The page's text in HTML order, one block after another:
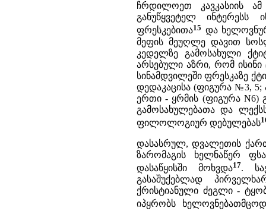
ჩრდილოეთ კავკასიის
განუწყვეტელ
ფრესკებითა15 და
მეფის მეუღლე დავით
კედელზე გამოსახული
არსებული აზრი, რომ ისინი
სინამდვილეში ფრესკაზე
დედაკაცისა (ფიგურა №3,
ერთი - ყრმის (ფიგურა N6)
გამოსახულებათა და
ფილოლოგიურ დებულებას
დასასრულ, დვალეთის
ზარომაგის ხელნაწერ
დასაწყისში მოხვდა17.
გასაშუქებლად
ქრისტიანული ძეგლი -
იპყრობს